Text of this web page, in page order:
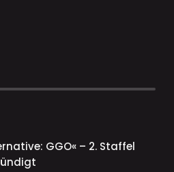
GGO« – 2. Staffel